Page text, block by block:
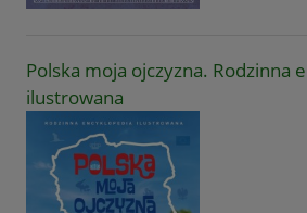
Polska moja ojczyzna. Rodzinna
ilustrowana